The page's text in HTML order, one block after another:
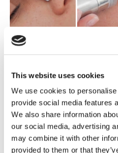
This website uses cookies
We use cookies to
provide social media features
We also share information
our social media, advertising
may combine it with other
provided to them or that
OPINIE